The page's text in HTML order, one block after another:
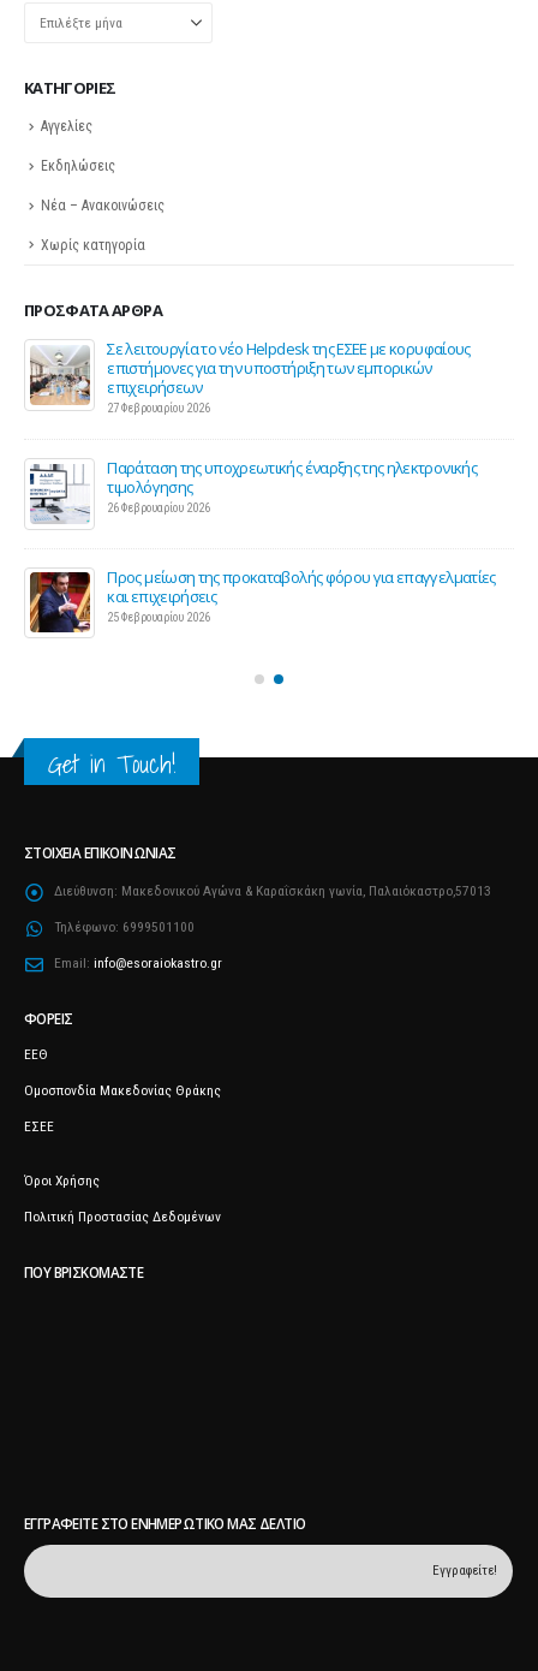
Ιστορικό
KΑΤΗΓΟΡΊΕΣ
Αγγελίες
Εκδηλώσεις
Νέα – Ανακοινώσεις
Χωρίς κατηγορία
ΠΡΌΣΦΑΤΑ ΆΡΘΡΑ
Σε λειτουργία το νέο Helpdesk της ΕΣΕΕ με κορυφαίους
επιστήμονες για την υποστήριξη των εμπορικών
επιχειρήσεων
27 Φεβρουαρίου 2026
Παράταση της υποχρεωτικής έναρξης της ηλεκτρονικής
τιμολόγησης
26 Φεβρουαρίου 2026
Προς μείωση της προκαταβολής φόρου για επαγγελματίες
και επιχειρήσεις
25 Φεβρουαρίου 2026
Get in Touch!
ΣΤΟΙΧΕΊΑ ΕΠΙΚΟΙΝΩΝΊΑΣ
Διεύθυνση: Μακεδονικού Αγώνα & Καραΐσκάκη γωνία, Παλαιόκαστρο,57013
Τηλέφωνο: 6999501100
Email: info@esoraiokastro.gr
ΦΟΡΕΊΣ
ΕΕΘ
Ομοσπονδία Μακεδονίας Θράκης
ΕΣΕΕ
Όροι Χρήσης
Πολιτική Προστασίας Δεδομένων
ΠΟΥ ΒΡΙΣΚΌΜΑΣΤΕ
ΕΓΓΡΑΦΕΊΤΕ ΣΤΟ ΕΝΗΜΕΡΩΤΙΚΌ ΜΑΣ ΔΕΛΤΊΟ